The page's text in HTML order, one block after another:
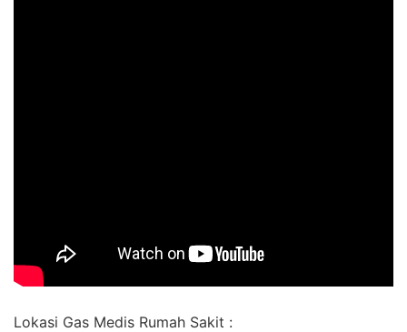
Lokasi Gas Medis Rumah Sakit :